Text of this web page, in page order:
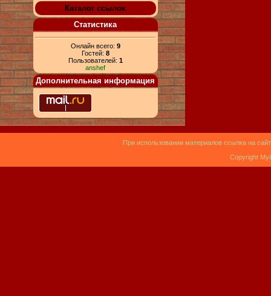
Каталог ссылок
Статистика
Онлайн всего: 9
Гостей: 8
Пользователей: 1
anshef
Дополнительная информация
При использовании материалов ссылка на
Copyright